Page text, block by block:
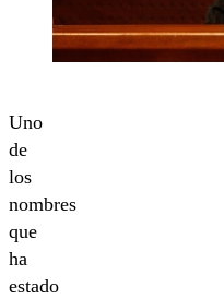
Uno
de
los
nombres
que
ha
estado